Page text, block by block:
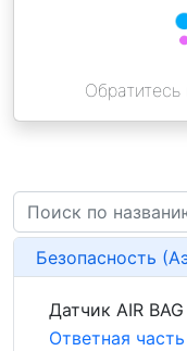
Безопасность
Датчик AIR BAG
Ответная